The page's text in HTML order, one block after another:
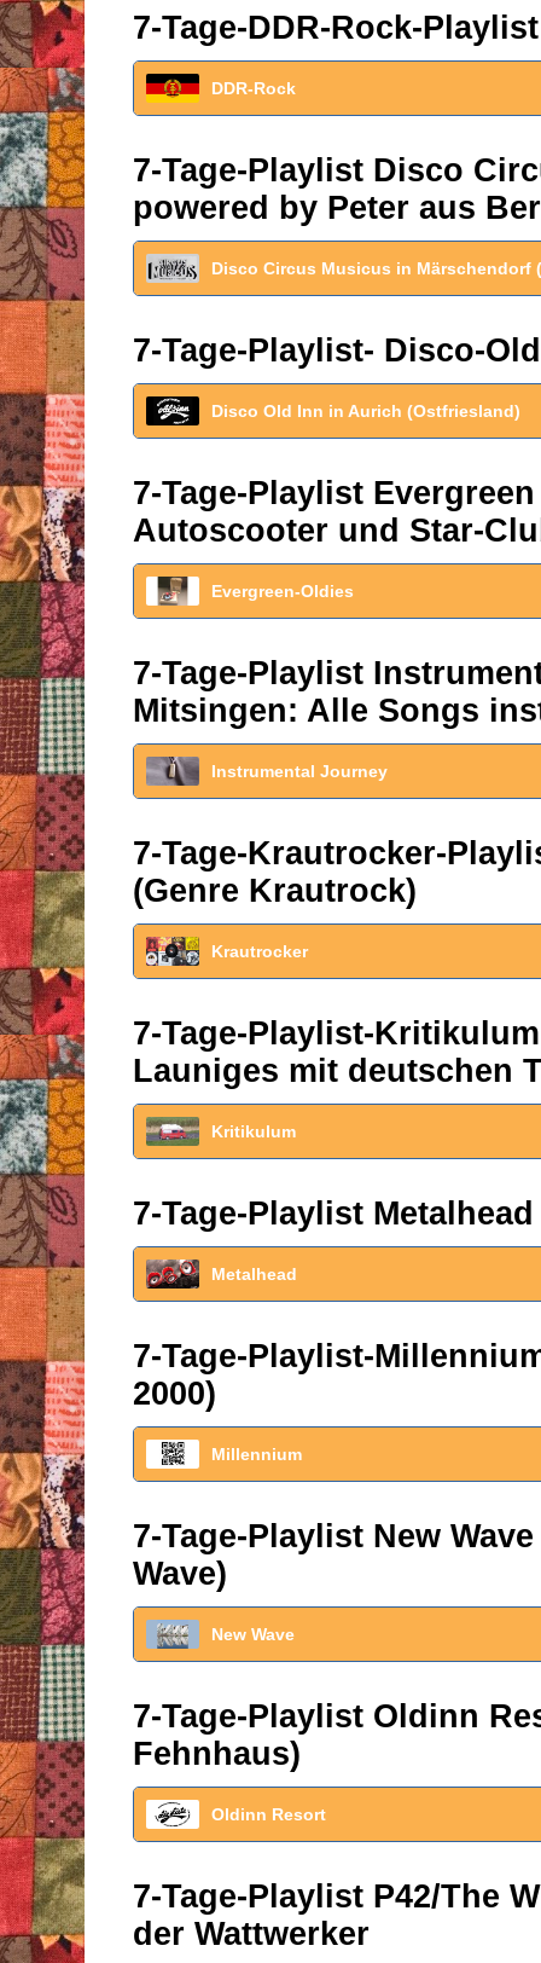
7-Tage-DDR-Rock-
DDR-Rock
7-Tage-Playlist Disco
powered by Peter aus
Disco Circus Musicus in Märschendorf
7-Tage-Playlist- Disco-
Disco Old Inn in Aurich (Ostfriesland)
7-Tage-Playlist
Autoscooter und Star-
Evergreen-Oldies
7-Tage-Playlist
Mitsingen: Alle Songs
Instrumental Journey
7-Tage-Krautrocker-
(Genre Krautrock)
Krautrocker
7-Tage-Playlist-
Launiges mit deutschen
Kritikulum
7-Tage-Playlist
Metalhead
7-Tage-Playlist-
2000)
Millennium
7-Tage-Playlist New
Wave)
New Wave
7-Tage-Playlist Oldinn
Fehnhaus)
Oldinn Resort
7-Tage-Playlist P42/The
der Wattwerker